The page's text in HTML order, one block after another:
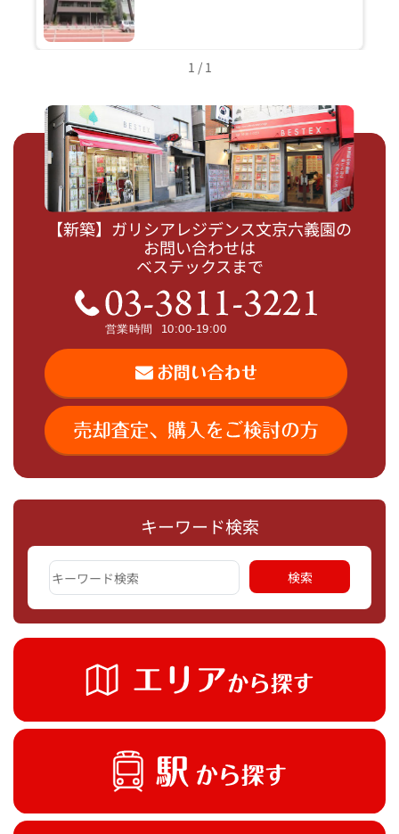
キーワード検索
1 / 1
【新築】ガリシアレジデンス文京六義園の
お問い合わせは
ベステックスまで